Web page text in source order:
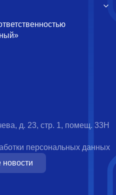
д. 23, стр. 1, помещ. 33Н
персональных данных
новости